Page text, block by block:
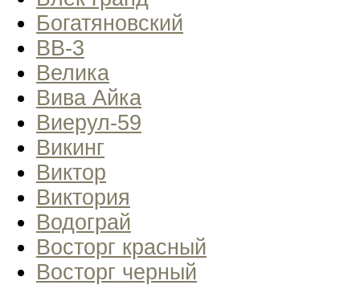
Богатяновский
ВВ-3
Велика
Вива Айка
Виерул-59
Викинг
Виктор
Виктория
Водограй
Восторг красный
Восторг черный